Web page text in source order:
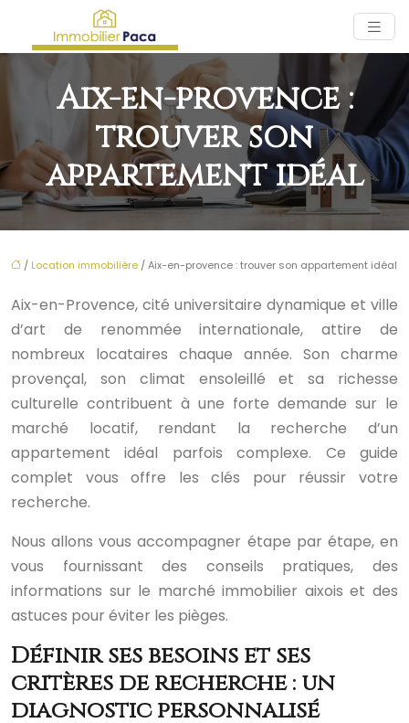
Aix-en-provence :
trouver son
appartement idéal
/ Location immobilière / Aix-en-provence : trouver son appartement idéal
Aix-en-Provence, cité universitaire dynamique et ville
d’art de renommée internationale, attire de
nombreux locataires chaque année. Son charme
provençal, son climat ensoleillé et sa richesse
culturelle contribuent à une forte demande sur le
marché locatif, rendant la recherche d’un
appartement idéal parfois complexe. Ce guide
complet vous offre les clés pour réussir votre
recherche.
Nous allons vous accompagner étape par étape, en
vous fournissant des conseils pratiques, des
informations sur le marché immobilier aixois et des
astuces pour éviter les pièges.
Définir ses besoins et ses
critères de recherche : un
diagnostic personnalisé